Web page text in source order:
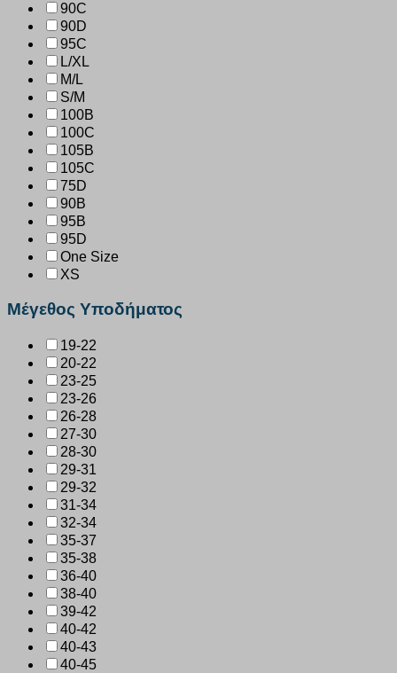
90C
90D
95C
L/XL
M/L
S/M
100B
100C
105B
105C
75D
90B
95B
95D
One Size
XS
Μέγεθος Υποδήματος
19-22
20-22
23-25
23-26
26-28
27-30
28-30
29-31
29-32
31-34
32-34
35-37
35-38
36-40
38-40
39-42
40-42
40-43
40-45